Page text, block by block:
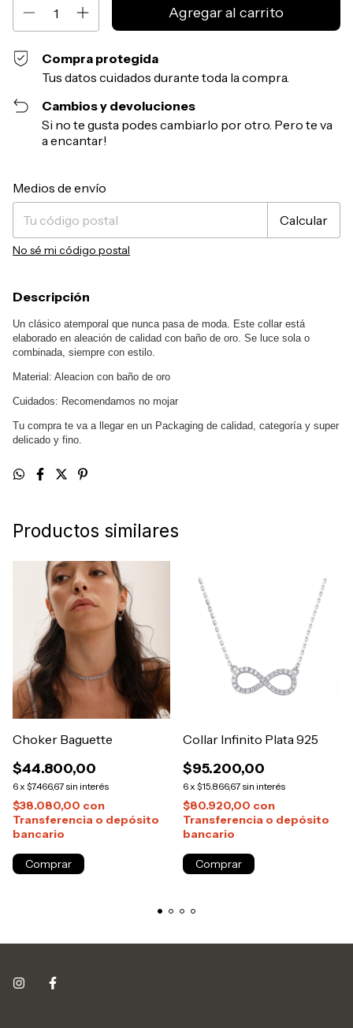
Compra protegida
Tus datos cuidados durante toda la compra.
Cambios y devoluciones
Si no te gusta podes cambiarlo por otro. Pero te va
a encantar!
Entregas para el CP:
Medios de envío
Calcular
No sé mi código postal
Descripción
Un clásico atemporal que nunca pasa de moda. Este collar está
elaborado en aleación de calidad con baño de oro. Se luce sola o
combinada, siempre con estilo.
Material: Aleacion con baño de oro
Cuidados: Recomendamos no mojar
Tu compra te va a llegar en un Packaging de calidad, categoría y super
delicado y fino.
Productos similares
Choker Baguette
$44.800,00
6x $7.466,67sin interés
$38.080,00 con
Transferencia o depósito
bancario
Collar Infinito Plata 925
$95.200,00
6x $15.866,67sin interés
$80.920,00 con
Transferencia o depósito
bancario